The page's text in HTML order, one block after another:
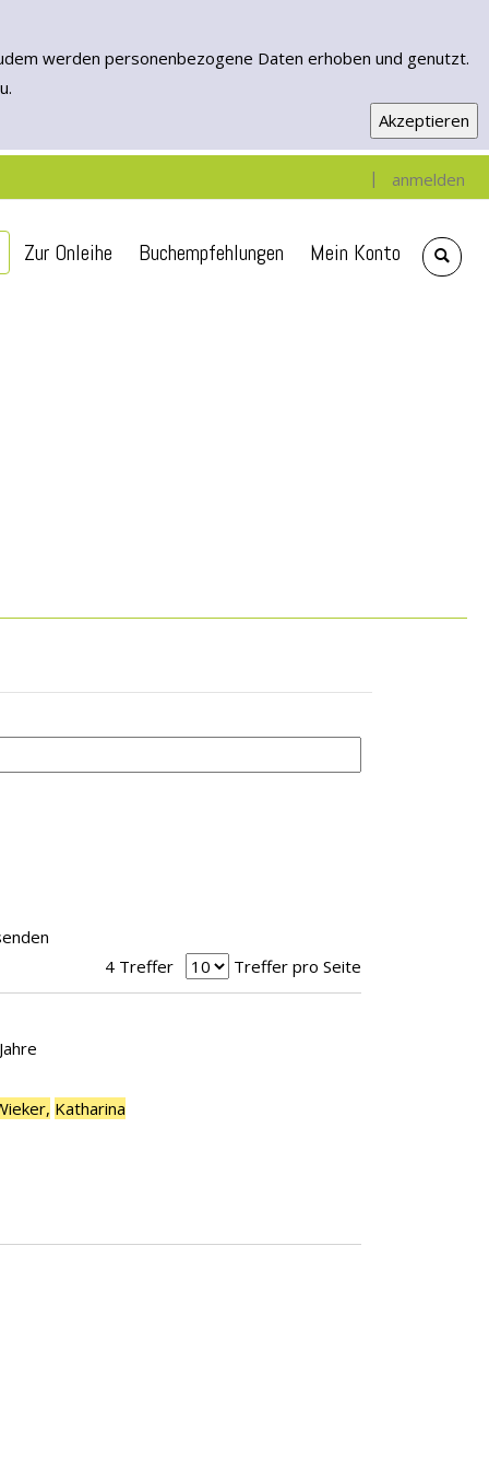
werden personenbezogene Daten erhoben und genutzt.
| anmelden
Zur Onleihe Buchempfehlungen Mein Konto
4 Treffer Treffer pro Seite
Katharina